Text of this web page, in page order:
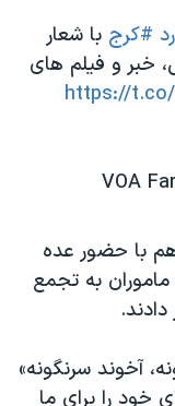
#کرج با شعار
خبر و فيلم هاى
https://t.co/
هم با حضور عده
ماموران به تجمع
آخوند سرنگونه»
خود را براى ما